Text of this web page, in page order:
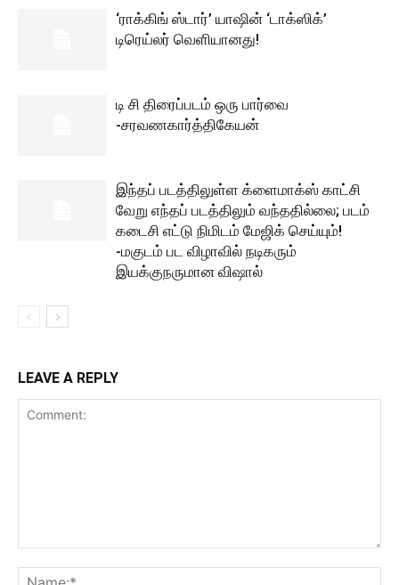
‘ராக்கிங் ஸ்டார்’ யாஷின் ‘டாக்ஸிக்’
டிரெய்லர் வெளியானது!
டி சி திரைப்படம் ஒரு பார்வை
-சரவணகார்த்திகேயன்
இந்தப் படத்திலுள்ள க்ளைமாக்ஸ் காட்சி
வேறு எந்தப் படத்திலும் வந்ததில்லை; படம்
கடைசி எட்டு நிமிடம் மேஜிக் செய்யும்!
-மகுடம் பட விழாவில் நடிகரும்
இயக்குநருமான விஷால்
LEAVE A REPLY